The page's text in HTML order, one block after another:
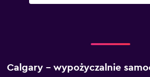
Calgary – wypożyczalnie